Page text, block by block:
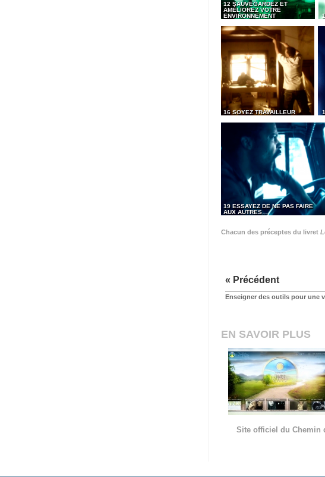
12 SAUVEGARDEZ ET
AMÉLIOREZ VOTRE
ENVIRONNEMENT
16 SOYEZ TRAVAILLEUR
19 ESSAYEZ DE NE PAS FAIRE
AUX AUTRES…
Chacun des préceptes du livret
« Précédent
Enseigner des outils pour une
EN SAVOIR PLUS
Site officiel du Chemin